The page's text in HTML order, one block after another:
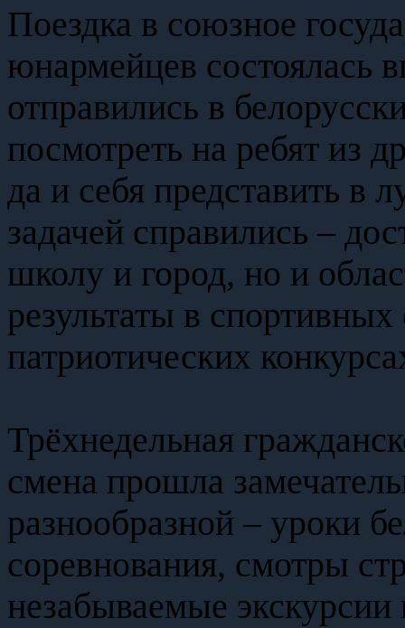
Поездка в союзное
юнармейцев состоялась
отправились в
посмотреть на ребят из
да и себя представить в
задачей справились –
школу и город, но и
результаты в
патриотических
Трёхнедельная
смена прошла
разнообразной – уроки
соревнования, смотры
незабываемые